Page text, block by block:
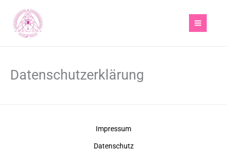
Inhalt
springen
Datenschutzerklärung
Impressum
Datenschutz